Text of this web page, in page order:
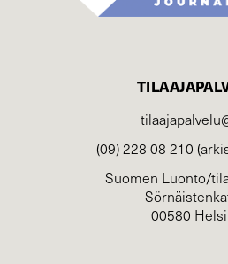
(09) 228 08 210
Suomen Luonto/
00580